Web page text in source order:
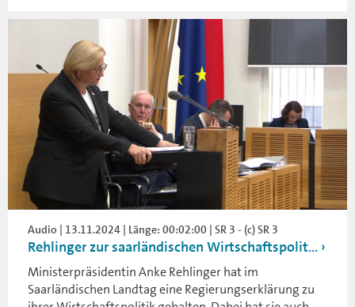
Audio | 13.11.2024 | Länge: 00:02:00 | SR 3 - (c) SR 3
Rehlinger zur saarländischen Wirtschaftspolit...
Ministerpräsidentin Anke Rehlinger hat im
Saarländischen Landtag eine Regierungserklärung zu